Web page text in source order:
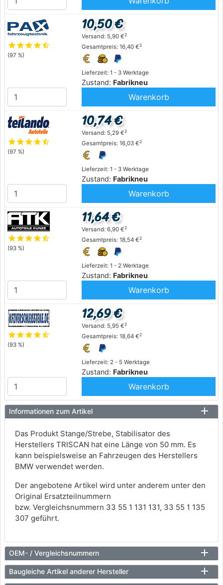
starstarstarstarstar_half
(97 %)
Lieferzeit: 1 - 3 Werktage
Zustand: Fabrikneu
10,50 €
Versand: 5,90 €2
Gesamtpreis: 16,40 €2
Warenkorb
starstarstarstarstar_half
(97 %)
Lieferzeit: 1 - 3 Werktage
Zustand: Fabrikneu
10,74 €
Versand: 5,29 €2
Gesamtpreis: 16,03 €2
Warenkorb
starstarstarstarstar_half
(93 %)
Lieferzeit: 1 - 2 Werktage
Zustand: Fabrikneu
11,64 €
Versand: 6,90 €2
Gesamtpreis: 18,54 €2
Warenkorb
starstarstarstarstar_half
(93 %)
Lieferzeit: 2 - 5 Werktage
Zustand: Fabrikneu
12,69 €
Versand: 5,95 €2
Gesamtpreis: 18,64 €2
Warenkorb
Informationen zum Artikel
Das Produkt Stange/Strebe, Stabilisator des
Herstellers TRISCAN hat eine Länge von 50 mm. Es
kann beispielsweise an Fahrzeugen des Herstellers
BMW verwendet werden.
Der angebotene Artikel wird unter anderem unter den
Original Ersatzteilnummern
bzw. Vergleichsnummern 33 55 1 131 131, 33 55 1 135
307 geführt.
OEM- / Vergleichsnummern
Baugleiche Artikel anderer Hersteller